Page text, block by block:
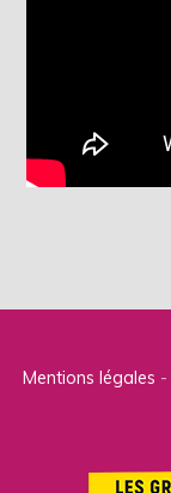
Mentions légales